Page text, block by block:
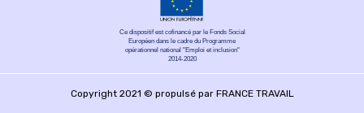
Ce dispositif est cofinancé par le Fonds Social
Européen dans le cadre du Programme
opérationnel national "Emploi et inclusion"
2014-2020
Copyright 2021 © propulsé par FRANCE TRAVAIL